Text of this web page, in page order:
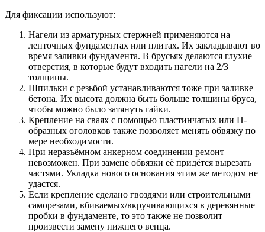
Для фиксации используют:
Нагели из арматурных стержней применяются на
ленточных фундаментах или плитах. Их закладывают во
время заливки фундамента. В брусьях делаются глухие
отверстия, в которые будут входить нагели на 2/3
толщины.
Шпильки с резьбой устанавливаются тоже при заливке
бетона. Их высота должна быть больше толщины бруса,
чтобы можно было затянуть гайки.
Крепление на сваях с помощью пластинчатых или П-
образных оголовков также позволяет менять обвязку по
мере необходимости.
При неразъёмном анкерном соединении ремонт
невозможен. При замене обвязки её придётся вырезать
частями. Укладка нового основания этим же методом не
удастся.
Если крепление сделано гвоздями или строительными
саморезами, вбиваемых/вкручивающихся в деревянные
пробки в фундаменте, то это также не позволит
произвести замену нижнего венца.